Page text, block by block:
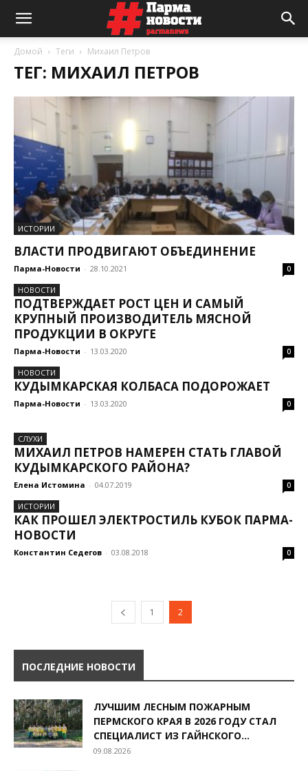
Домой Теги Михаил Петров
ТЕГ: МИХАИЛ ПЕТРОВ
ИСТОРИИ
ВЛАСТИ ПРОДВИГАЮТ ОБЪЕДИНЕНИЕ
Парма-Новости - 28.10.2021 0
НОВОСТИ
ПОДТВЕРЖДАЕТ РОСТ ЦЕН И САМЫЙ
КРУПНЫЙ ПРОИЗВОДИТЕЛЬ МЯСНОЙ
ПРОДУКЦИИ В ОКРУГЕ
Парма-Новости - 13.03.2020 0
НОВОСТИ
КУДЫМКАРСКАЯ КОЛБАСА ПОДОРОЖАЕТ
Парма-Новости - 13.03.2020 0
СЛУХИ
МИХАИЛ ПЕТРОВ НАМЕРЕН СТАТЬ ГЛАВОЙ
КУДЫМКАРСКОГО РАЙОНА?
Елена Истомина - 04.07.2019 0
ИСТОРИИ
КАК ПРОШЕЛ ЭЛЕКТРОСТИЛЬ КУБОК ПАРМА-
НОВОСТИ
Константин Седегов - 03.08.2018 0
1 2
ПОСЛЕДНИЕ НОВОСТИ
ЛУЧШИМ ЛЕСНЫМ ПОЖАРНЫМ
ПЕРМСКОГО КРАЯ В 2026 ГОДУ СТАЛ
СПЕЦИАЛИСТ ИЗ ГАЙНСКОГО...
09.08.2026